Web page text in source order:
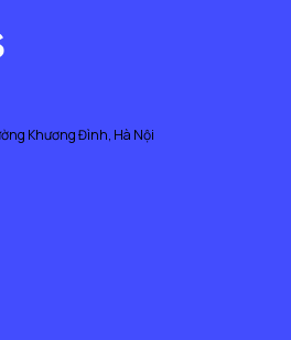
Khương Đình, Hà Nội